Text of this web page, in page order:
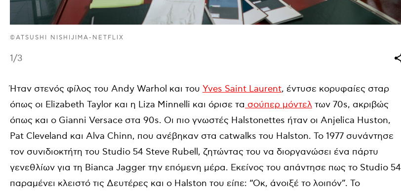
©ATSUSHI NISHIJIMA-NETFLIX
1/3
Ήταν στενός φίλος του Andy Warhol και του Yves Saint Laurent, έντυσε κορυφαίες σταρ
όπως οι Elizabeth Taylor και η Liza Minnelli και όρισε τα σούπερ μόντελ των 70s, ακριβώς
όπως και ο Gianni Versace στα 90s. Οι πιο γνωστές Halstonettes ήταν οι Anjelica Huston,
Pat Cleveland και Alva Chinn, που ανέβηκαν στα catwalks του Halston. To 1977 συνάντησε
τον συνιδιοκτήτη του Studio 54 Steve Rubell, ζητώντας του να διοργανώσει ένα πάρτυ
γενεθλίων για τη Bianca Jagger την επόμενη μέρα. Εκείνος του απάντησε πως το Studio 54
παραμένει κλειστό τις Δευτέρες και ο Halston του είπε: “Οκ, άνοιξέ το λοιπόν”. Το